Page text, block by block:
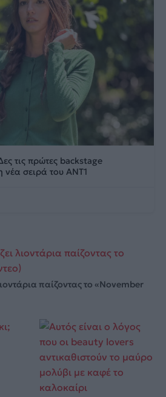
τις πρώτες backstage
νέα σειρά του ΑΝΤ1
παίζοντας το «November